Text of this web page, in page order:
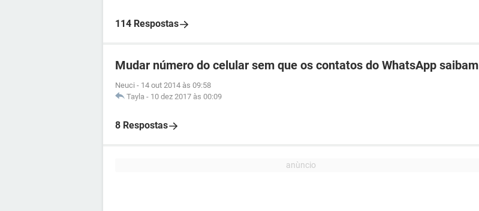
114 Respostas
Mudar número do celular sem que os contatos do WhatsApp saibam
Neuci - 14 out 2014 às 09:58
Tayla - 10 dez 2017 às 00:09
8 Respostas